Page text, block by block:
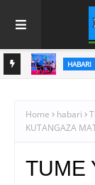
HABARI
Home habari
KUTANGAZA
TUME